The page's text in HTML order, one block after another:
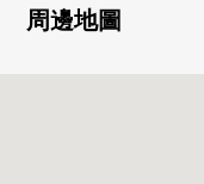
在內)的比例是且尚
周邊地圖